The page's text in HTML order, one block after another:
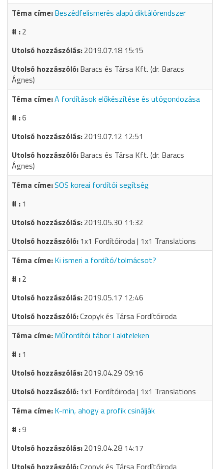
Beszédfelismerés alapú diktálórendszer
2
2019.07.18 15:15
Baracs és Társa Kft. (dr. Baracs
Ágnes)
A fordítások előkészítése és utógondozása
6
2019.07.12 12:51
Baracs és Társa Kft. (dr. Baracs
Ágnes)
SOS koreai fordítói segítség
1
2019.05.30 11:32
1x1 Fordítóiroda | 1x1 Translations
Ki ismeri a fordító/tolmácsot?
2
2019.05.17 12:46
Czopyk és Társa Fordítóiroda
Műfordítói tábor Lakiteleken
1
2019.04.29 09:16
1x1 Fordítóiroda | 1x1 Translations
K-min, ahogy a profik csinálják
9
2019.04.28 14:17
Czopyk és Társa Fordítóiroda